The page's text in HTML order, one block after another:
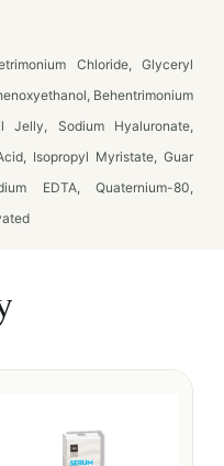
Chloride, Glyceryl
Behentrimonium
Jelly, Sodium Hyaluronate,
Isopropyl Myristate, Guar
EDTA, Quaternium-80,